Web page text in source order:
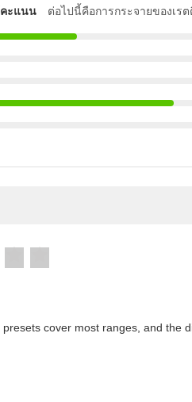
ะแนน
ต่อไปนี้คือการกระจายของเร
cover most ranges, and the